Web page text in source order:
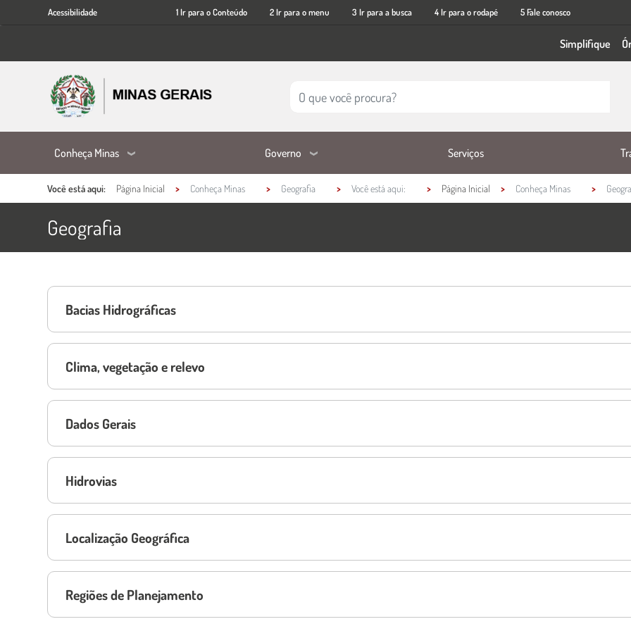
para
conteúdo
Acessibilidade
Acessibilidade 1 Ir para o Conteúdo 2 Ir para o menu 3 Ir para a busca 4 Ir para o rodapé 5 Fale conosco
Simplifique
Conheça Minas Governo Serviços
Você está aqui: Página Inicial Conheça Minas Geografia Você está aqui: Página Inicial Conheça Minas
Geografia
Conteúdo Principal
Bacias Hidrográficas
Clima, vegetação e relevo
Dados Gerais
Hidrovias
Localização Geográfica
Regiões de Planejamento